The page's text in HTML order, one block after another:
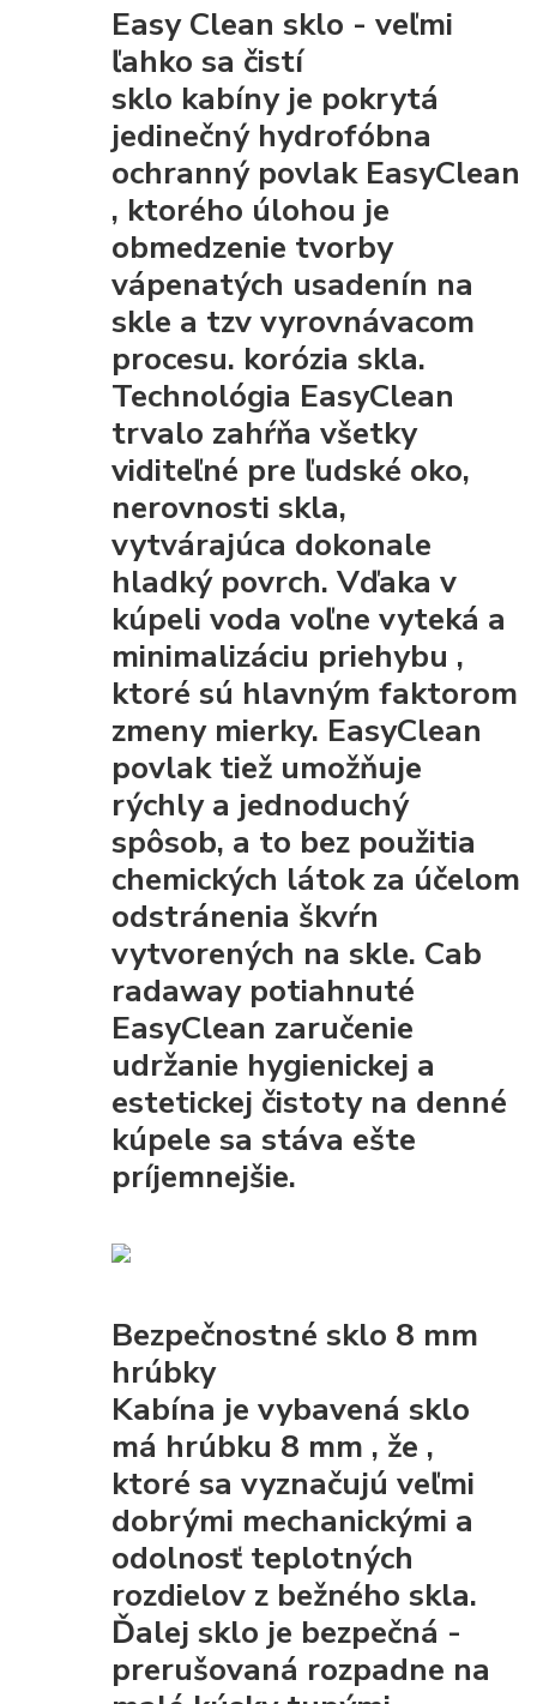
Easy Clean sklo - veľmi
ľahko sa čistí
sklo kabíny je pokrytá
jedinečný hydrofóbna
ochranný povlak EasyClean
, ktorého úlohou je
obmedzenie tvorby
vápenatých usadenín na
skle a tzv vyrovnávacom
procesu. korózia skla.
Technológia EasyClean
trvalo zahŕňa všetky
viditeľné pre ľudské oko,
nerovnosti skla,
vytvárajúca dokonale
hladký povrch. Vďakav
kúpeli voda voľne vyteká a
minimalizáciu priehybu ,
ktoré sú hlavným faktorom
zmeny mierky. EasyClean
povlak tiež umožňuje
rýchly a jednoduchý
spôsob, a to bez použitia
chemických látok za účelom
odstránenia škvŕn
vytvorených na skle. Cab
radaway potiahnuté
EasyClean zaručenie
udržanie hygienickej a
estetickej čistoty na denné
kúpele sa stáva ešte
príjemnejšie.
Bezpečnostné sklo 8 mm
hrúbky
Kabína je vybavenásklo
má hrúbku 8 mm , že ,
ktoré sa vyznačujú veľmi
dobrými mechanickými a
odolnosť teplotných
rozdielov z bežného skla.
Ďalej sklo je bezpečná -
prerušovaná rozpadne na